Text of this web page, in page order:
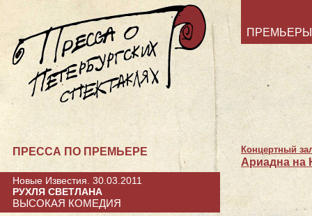
ПРЕМЬЕРЫ
Концертный
Ариадна на
ПРЕССА ПО ПРЕМЬЕРЕ
Новые Известия. 30.03.2011
РУХЛЯ СВЕТЛАНА
ВЫСОКАЯ КОМЕДИЯ